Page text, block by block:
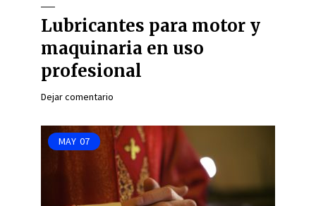
Lubricantes para motor y
maquinaria en uso
profesional
Dejar comentario
MAY 07